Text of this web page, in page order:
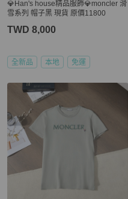
💎Han's house精品服飾💎moncler 滑
雪系列 帽子黑 現貨 原價11800
TWD 8,000
全新品 本地 免運